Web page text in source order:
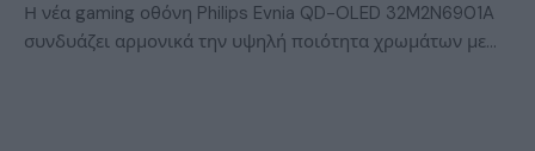
Η νέα gaming οθόνη Philips Evnia QD-OLED 32M2N6901A
συνδυάζει αρμονικά την υψηλή ποιότητα χρωμάτων με…